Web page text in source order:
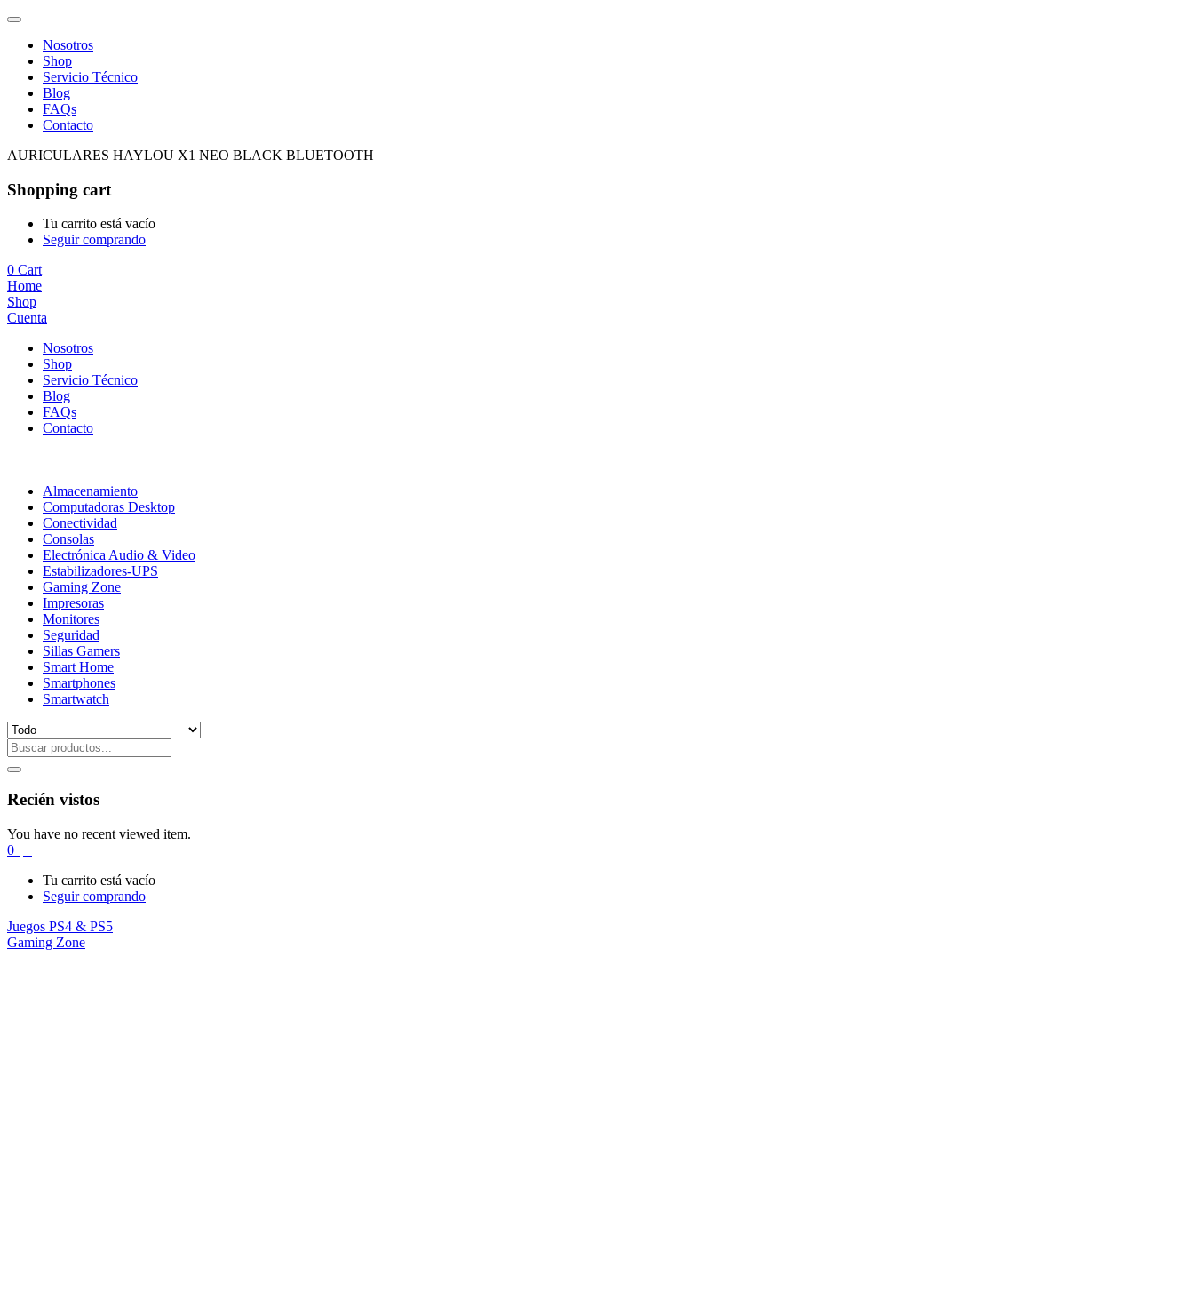
Nosotros
Shop
Servicio Técnico
Blog
FAQs
Contacto
AURICULARES HAYLOU X1 NEO BLACK BLUETOOTH
Shopping cart
Tu carrito está vacío
Seguir comprando
0 Cart
Home
Shop
Cuenta
Nosotros
Shop
Servicio Técnico
Blog
FAQs
Contacto
Almacenamiento
Computadoras Desktop
Conectividad
Consolas
Electrónica Audio & Video
Estabilizadores-UPS
Gaming Zone
Impresoras
Monitores
Seguridad
Sillas Gamers
Smart Home
Smartphones
Smartwatch
Recién vistos
You have no recent viewed item.
0
Tu carrito está vacío
Seguir comprando
Juegos PS4 & PS5
Gaming Zone